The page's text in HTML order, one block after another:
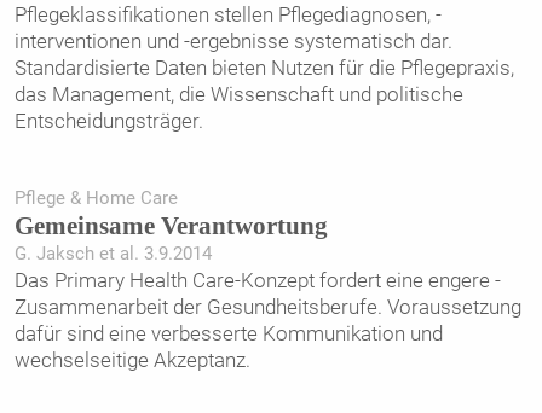
Pflegeklassifikationen stellen Pflegediagnosen, -
interventionen und -ergebnisse systematisch dar.
Standardisierte Daten bieten Nutzen für die Pflegepraxis,
das ­Management, die Wissenschaft und politische
Entscheidungsträger.
Pflege & Home Care
Gemeinsame Verantwortung
G. Jaksch et al. 3.9.2014
Das Primary Health Care-Konzept fordert eine engere ­­
Zusammenarbeit der Gesundheitsberufe. Voraussetzung
dafür sind eine verbesserte Kommunikation und
wechselseitige Akzeptanz.